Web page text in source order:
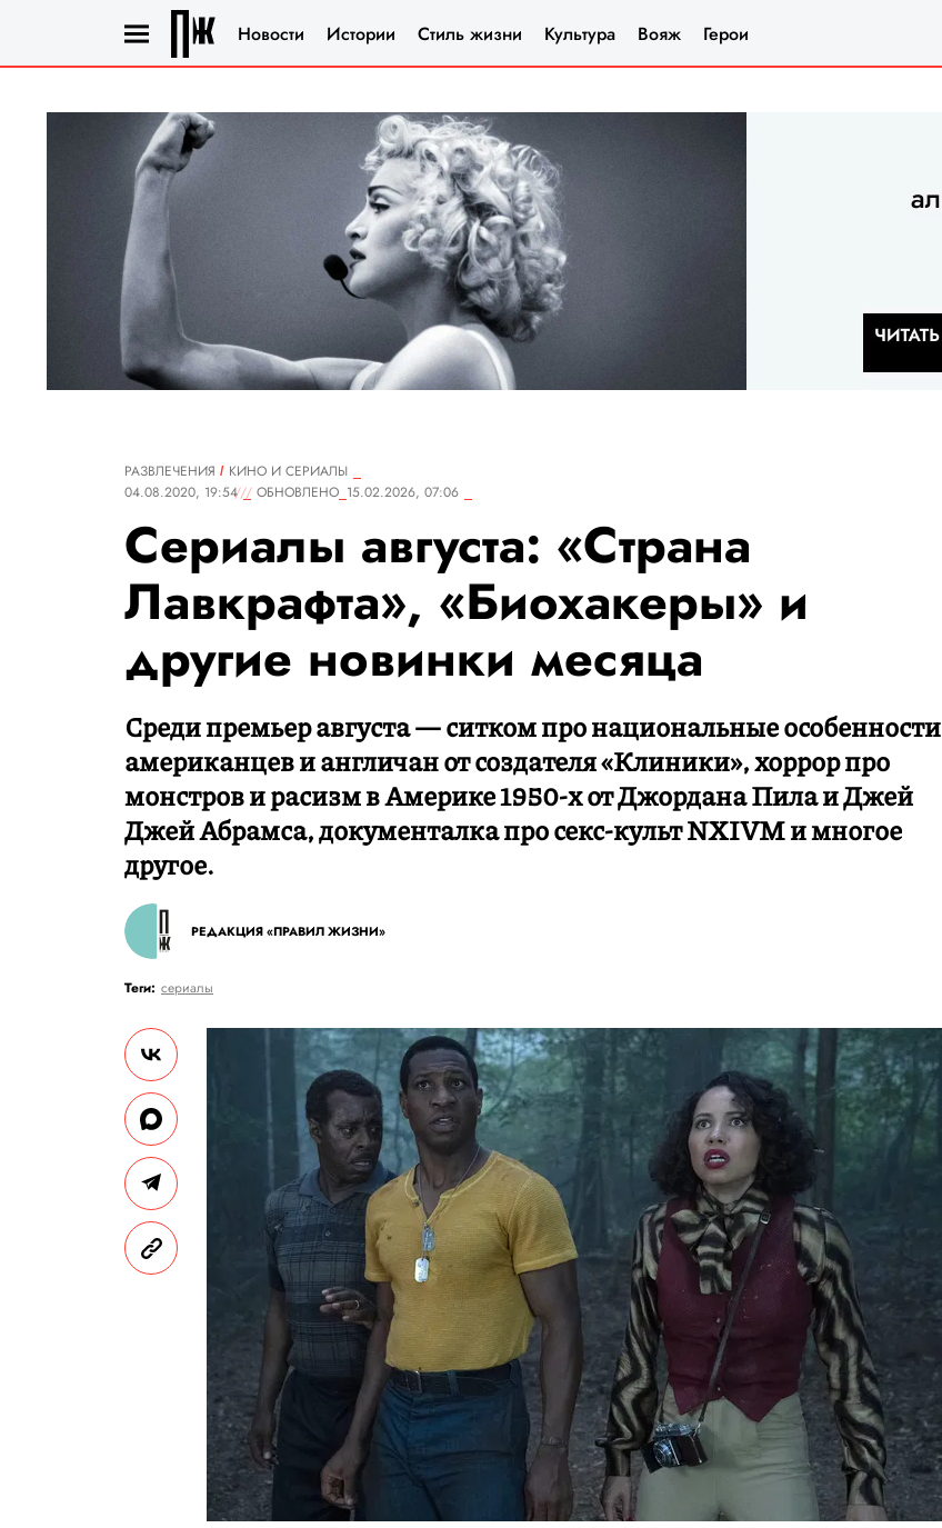
Новости Истории Стиль жизни Культура Вояж Герои
РАЗВЛЕЧЕНИЯ
КИНО И СЕРИАЛЫ
04.08.2020, 19:54
ОБНОВЛЕНО 15.02.2026, 07:06
Сериалы августа: «Страна
Лавкрафта», «Биохакеры» и
другие новинки месяца
Среди премьер августа — ситком про национальные особенности
американцев и англичан от создателя «Клиники», хоррор про
монстров и расизм в Америке 1950-х от Джордана Пила и Джей
Джей Абрамса, документалка про секс-культ NXIVM и многое
другое.
РЕДАКЦИЯ «ПРАВИЛ ЖИЗНИ»
Теги: сериалы